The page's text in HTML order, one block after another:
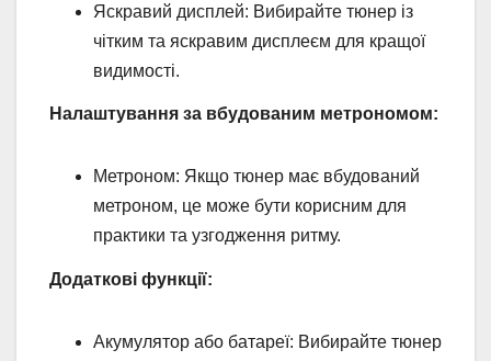
Яскравий дисплей: Вибирайте тюнер із
чітким та яскравим дисплеєм для кращої
видимості.
Налаштування за вбудованим метрономом:
Метроном: Якщо тюнер має вбудований
метроном, це може бути корисним для
практики та узгодження ритму.
Додаткові функції:
Акумулятор або батареї: Вибирайте тюнер